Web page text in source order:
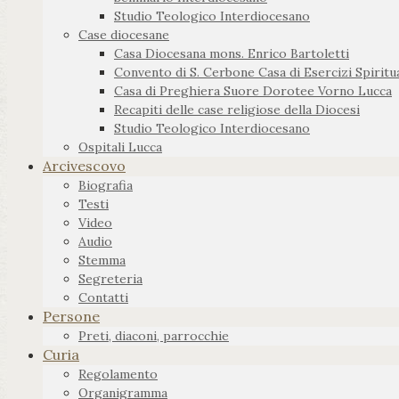
Studio Teologico Interdiocesano
Case diocesane
Casa Diocesana mons. Enrico Bartoletti
Convento di S. Cerbone Casa di Esercizi
Casa di Preghiera Suore Dorotee Vorno Lucca
Recapiti delle case religiose della Diocesi
Studio Teologico Interdiocesano
Ospitali Lucca
Arcivescovo
Biografia
Testi
Video
Audio
Stemma
Segreteria
Contatti
Persone
Preti, diaconi, parrocchie
Curia
Regolamento
Organigramma